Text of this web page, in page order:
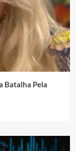
Batalha Pela